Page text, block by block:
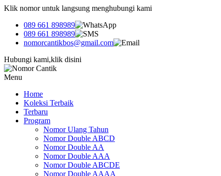
Klik nomor untuk langsung menghubungi kami
089 661 898989
089 661 898989
nomorcantikbos@gmail.com
Hubungi kami,klik disini
Menu
Home
Koleksi Terbaik
Terbaru
Program
Nomor Ulang Tahun
Nomor Double ABCD
Nomor Double AA
Nomor Double AAA
Nomor Double ABCDE
Nomor Double AAAA